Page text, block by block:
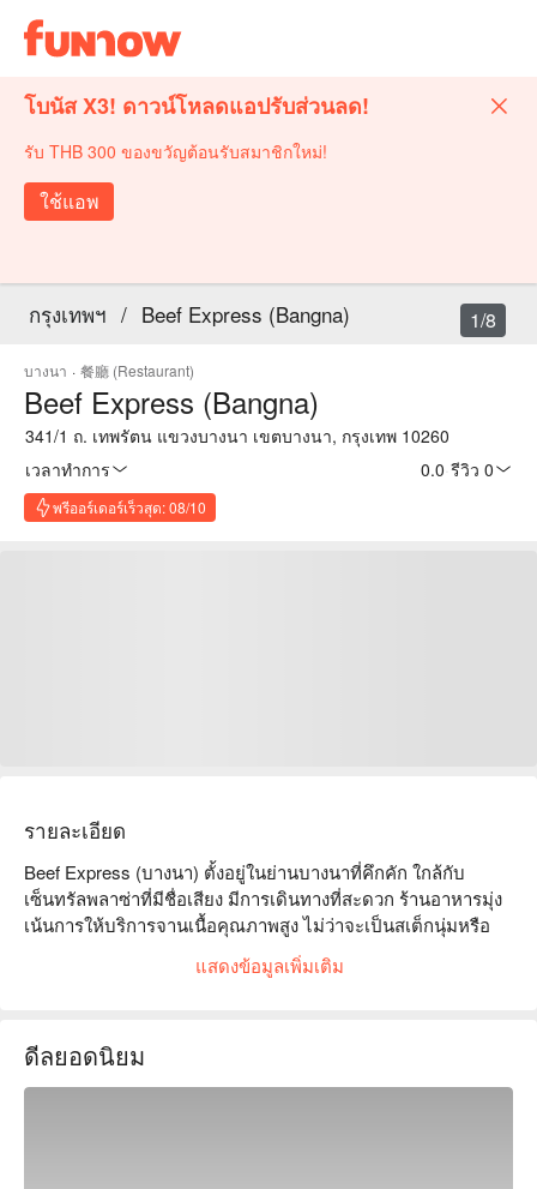
โบนัส X3! ดาวน์โหลดแอปรับส่วนลด!
รับ THB 300 ของขวัญต้อนรับสมาชิกใหม่!
ใช้แอพ
กรุงเทพฯ / Beef Express (Bangna)
บางนา · 餐廳 (Restaurant)
Beef Express (Bangna)
341/1 ถ. เทพรัตน แขวงบางนา เขตบางนา, กรุงเทพ 10260
เวลาทำการ
0.0 รีวิว 0
พรีออร์เดอร์เร็วสุด: 08/10
1/8
รายละเอียด
Beef Express (บางนา) ตั้งอยู่ในย่านบางนาที่คึกคัก ใกล้กับ
เซ็นทรัลพลาซ่าที่มีชื่อเสียง มีการเดินทางที่สะดวก ร้านอาหารมุ่ง
เน้นการให้บริการจานเนื้อคุณภาพสูง ไม่ว่าจะเป็นสเต็กนุ่มหรือ
เนื้อย่างหอมกรุ่น ซึ่งได้รับคำชมจากผู้ที่มาทานอาหาร ลูกค้า
ชื่นชมวัตถุดิบสดใหม่และเครื่องปรุงรสที่เป็นเอกลักษณ์ ทำให้ทุก
ทางเลือกที่เหมาะสม มาที่ Beef Express เพื่อสัมผัสความอร่อย
และจองผ่าน FunNow เพื่อรับส่วนลดทันที!
แสดงข้อมูลเพิ่มเติม
ดีลยอดนิยม